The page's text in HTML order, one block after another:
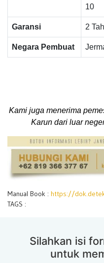
10
Garansi 2
Negara Pembuat
Kami juga menerima
Karun dari luar
Manual Book : https://
TAGS :
Silahkan isi
untuk